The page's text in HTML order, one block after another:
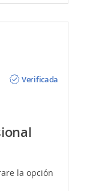
Verificada
la opción